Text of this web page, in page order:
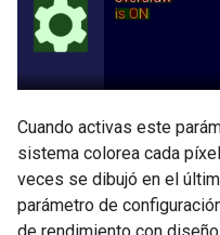
Cuando activas este
sistema colorea cada
veces se dibujó en el
parámetro de